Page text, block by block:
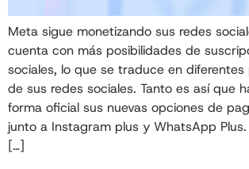
Meta sigue monetizando sus redes
cuenta con más posibilidades de
sociales, lo que se traduce en
de sus redes sociales. Tanto es así que
forma oficial sus nuevas opciones de
junto a Instagram plus y WhatsApp
[…]